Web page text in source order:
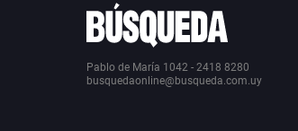
Pablo de María 1042 - 2418 8280
busquedaonline@busqueda.com.uy